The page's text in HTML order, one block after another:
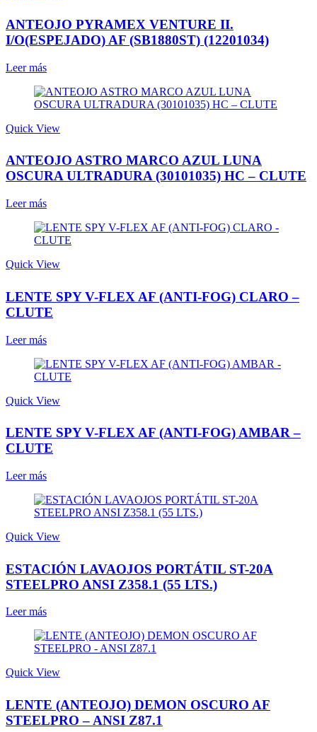
ANTEOJO PYRAMEX VENTURE II.
I/O(ESPEJADO) AF (SB1880ST) (12201034)
Leer más
Quick View
ANTEOJO ASTRO MARCO AZUL LUNA
OSCURA ULTRADURA (30101035) HC – CLUTE
Leer más
Quick View
LENTE SPY V-FLEX AF (ANTI-FOG) CLARO –
CLUTE
Leer más
Quick View
LENTE SPY V-FLEX AF (ANTI-FOG) AMBAR –
CLUTE
Leer más
Quick View
ESTACIÓN LAVAOJOS PORTÁTIL ST-20A
STEELPRO ANSI Z358.1 (55 LTS.)
Leer más
Quick View
LENTE (ANTEOJO) DEMON OSCURO AF
STEELPRO – ANSI Z87.1